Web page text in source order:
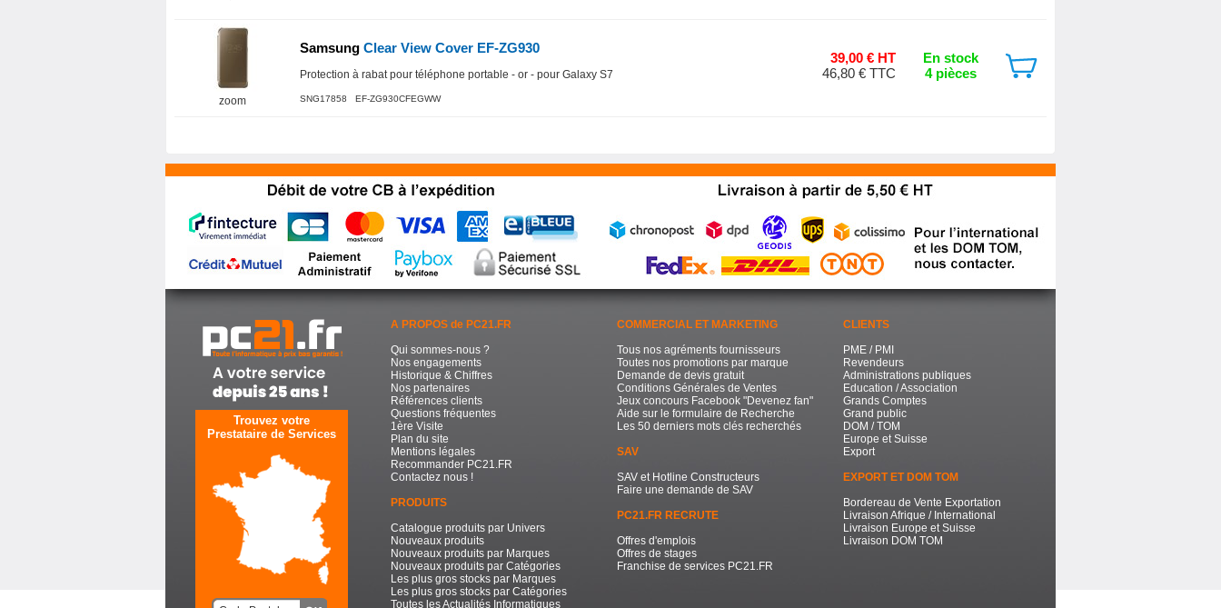
zoom
Samsung Clear View Cover EF-ZG930
Protection à rabat pour téléphone portable - or - pour Galaxy S7
SNG17858 EF-ZG930CFEGWW
39,00 € HT
46,80 € TTC
En stock
4 pièces
Trouvez votre
Prestataire de Services
A PROPOS de PC21.FR
Qui sommes-nous ?
Nos engagements
Historique & Chiffres
Nos partenaires
Références clients
Questions fréquentes
1ère Visite
Plan du site
Mentions légales
Recommander PC21.FR
Contactez nous !
PRODUITS
Catalogue produits par Univers
Nouveaux produits
Nouveaux produits par Marques
Nouveaux produits par Catégories
Les plus gros stocks par Marques
Les plus gros stocks par Catégories
Toutes les Actualités Informatiques
COMMERCIAL ET MARKETING
Tous nos agréments fournisseurs
Toutes nos promotions par marque
Demande de devis gratuit
Conditions Générales de Ventes
Jeux concours Facebook "Devenez fan"
Aide sur le formulaire de Recherche
Les 50 derniers mots clés recherchés
SAV
SAV et Hotline Constructeurs
Faire une demande de SAV
PC21.FR RECRUTE
Offres d'emplois
Offres de stages
Franchise de services PC21.FR
CLIENTS
PME / PMI
Revendeurs
Administrations publiques
Education / Association
Grands Comptes
Grand public
DOM / TOM
Europe et Suisse
Export
EXPORT ET DOM TOM
Bordereau de Vente Exportation
Livraison Afrique / International
Livraison Europe et Suisse
Livraison DOM TOM